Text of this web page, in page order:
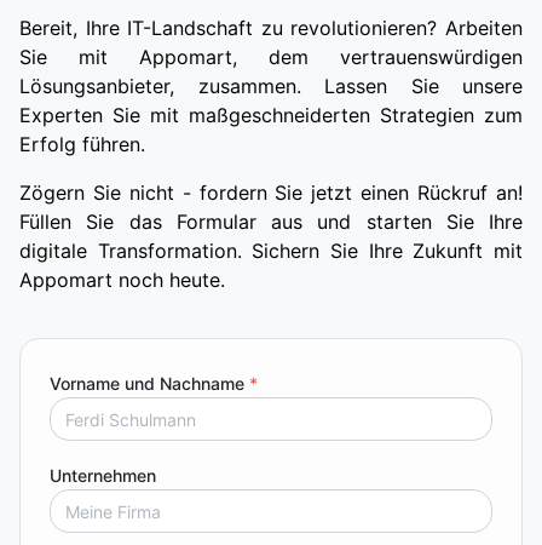
Bereit, Ihre IT-Landschaft zu revolutionieren? Arbeiten
Sie mit Appomart, dem vertrauenswürdigen
Lösungsanbieter, zusammen. Lassen Sie unsere
Experten Sie mit maßgeschneiderten Strategien zum
Erfolg führen.
Zögern Sie nicht - fordern Sie jetzt einen Rückruf an!
Füllen Sie das Formular aus und starten Sie Ihre
digitale Transformation. Sichern Sie Ihre Zukunft mit
Appomart noch heute.
Vorname und Nachname *
Unternehmen